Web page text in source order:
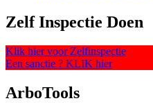
Zelf Inspectie Doen
Klik hier voor Zelfinspectie
Een sanctie ? KLIK hier
ArboTools